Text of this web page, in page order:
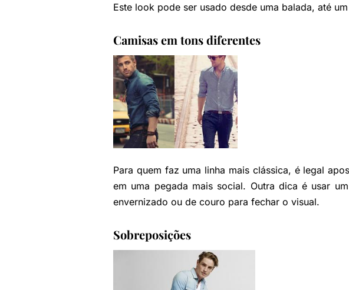
Este look pode ser usado desde uma balada, até
Camisas em tons diferentes
Para quem faz uma linha mais clássica, é legal
em uma pegada mais social. Outra dica é usar
envernizado ou de couro para fechar o visual.
Sobreposições